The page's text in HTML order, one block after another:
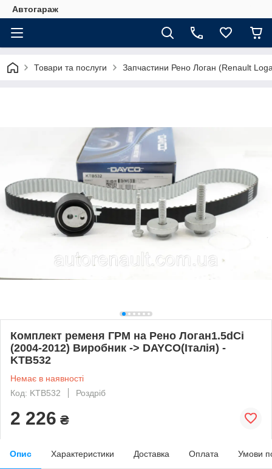
Автогараж
Товари та послуги Запчастини Рено Логан (Renault
Комплект ременя ГРМ на Рено Логан1.5dCi
(2004-2012) Виробник -> DAYCO(Італія) -
KTB532
Немає в наявності
Код: KTB532
Роздріб
2 226 ₴
Опис Характеристики Доставка Оплата Умови